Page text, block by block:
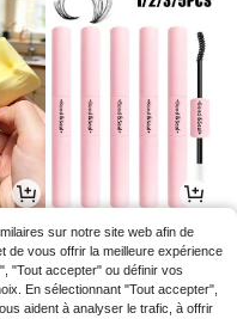
Dès 3,25€
sur notre site web afin de
de vous offrir la meilleure expérience
"Tout accepter" ou définir vos
En sélectionnant "Tout accepter",
aident à analyser le trafic, à offrir